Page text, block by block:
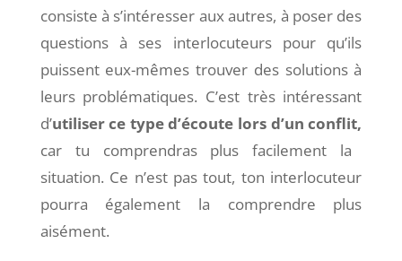
consiste à s’intéresser aux autres, à poser des
questions à ses interlocuteurs pour qu’ils
puissent eux-mêmes trouver des solutions à
leurs problématiques. C’est très intéressant
d’utiliser ce type d’écoute lors d’un conflit,
car tu comprendras plus facilement la
situation. Ce n’est pas tout, ton interlocuteur
pourra également la comprendre plus
aisément.